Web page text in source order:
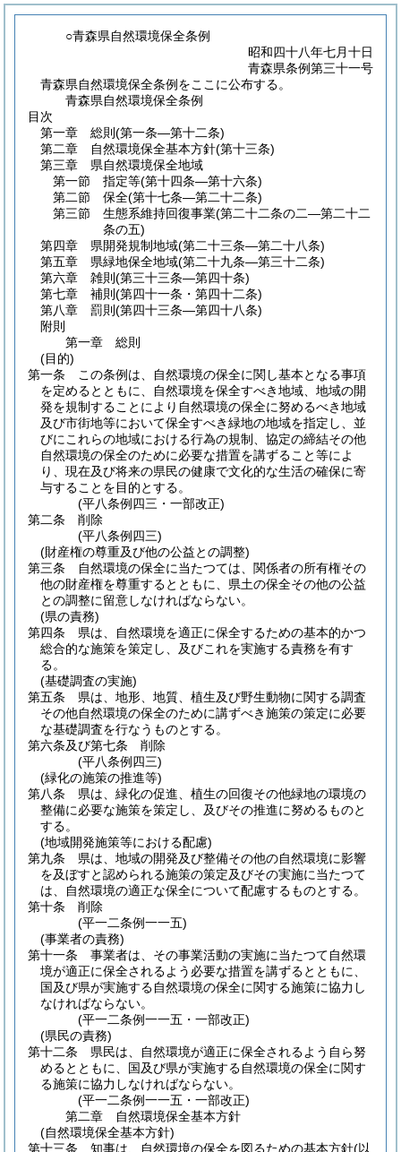
○青森県自然環境保全条例
昭和四十八年七月十日
青森県条例第三十一号
青森県自然環境保全条例をここに公布する。
青森県自然環境保全条例
目次
第一章
総則 (第一条―第十二条)
第二章
自然環境保全基本方針(第十三条)
第三章
県自然環境保全地域
第一節
指定等(第十四条―第十六条)
第二節
保全(第十七条―第二十二条)
第三節
生態系維持回復事業(第二十二条の二―第二十二
条の五)
第四章
県開発規制地域(第二十三条―第二十八条)
第五章
県緑地保全地域(第二十九条―第三十二条)
第六章
雑則 (第三十三条―第四十条)
第七章
補則 (第四十一条・第四十二条)
第八章
罰則 (第四十三条―第四十八条)
附則
第一章
総則
(目的)
第一条
この条例は、自然環境の保全に関し基本となる事項
を定めるとともに、自然環境を保全すべき地域、地域の開
発を規制することにより自然環境の保全に努めるべき地域
及び市街地等において保全すべき緑地の地域を指定し、並
びにこれらの地域における行為の規制、協定の締結その他
自然環境の保全のために必要な措置を講ずること等によ
り、現在及び将来の県民の健康で文化的な生活の確保に寄
与することを目的とする。
(平八条例四三・一部改正)
第二条
削除
(平八条例四三)
(財産権の尊重及び他の公益との調整)
第三条
自然環境の保全に当たつては、関係者の所有権その
他の財産権を尊重するとともに、県土の保全その他の公益
との調整に留意しなければならない。
(県の責務)
第四条
県は、自然環境を適正に保全するための基本的かつ
総合的な施策を策定し、及びこれを実施する責務を有す
る。
(基礎調査の実施)
第五条
県は、地形、地質、植生及び野生動物に関する調査
その他自然環境の保全のために講ずべき施策の策定に必要
な基礎調査を行なうものとする。
第六条及び第七条
削除
(平八条例四三)
(緑化の施策の推進等)
第八条
県は、緑化の促進、植生の回復その他緑地の環境の
整備に必要な施策を策定し、及びその推進に努めるものと
する。
(地域開発施策等における配慮)
第九条
県は、地域の開発及び整備その他の自然環境に影響
を及ぼすと認められる施策の策定及びその実施に当たつて
は、自然環境の適正な保全について配慮するものとする。
第十条
削除
(平一二条例一一五)
(事業者の責務)
第十一条
事業者は、その事業活動の実施に当たつて自然環
境が適正に保全されるよう必要な措置を講ずるとともに、
国及び県が実施する自然環境の保全に関する施策に協力し
なければならない。
(平一二条例一一五・一部改正)
(県民の責務)
第十二条
県民は、自然環境が適正に保全されるよう自ら努
めるとともに、国及び県が実施する自然環境の保全に関す
る施策に協力しなければならない。
(平一二条例一一五・一部改正)
第二章
自然環境保全基本方針
(自然環境保全基本方針)
第十三条
知事は、自然環境の保全を図るための基本方針(以